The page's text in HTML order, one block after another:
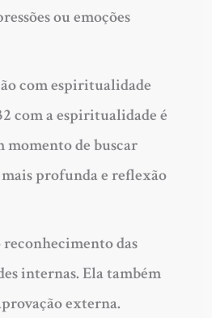
ou emoções
com espiritualidade
com a espiritualidade é
de buscar
profunda e reflexão
das
internas. Ela também
externa.